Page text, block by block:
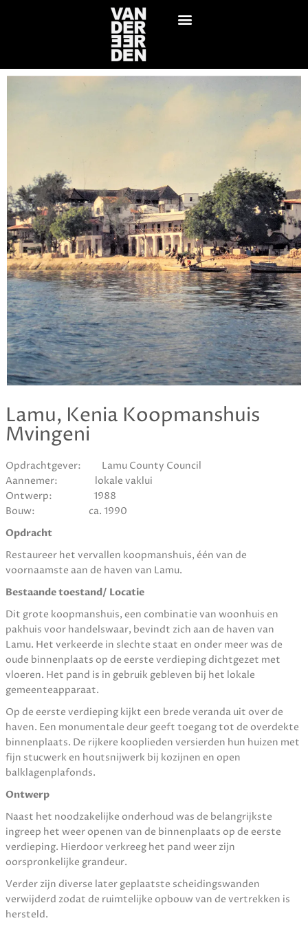
Lamu, Kenia Koopmanshuis
Mvingeni
Opdrachtgever:
Lamu County Council
Aannemer:
lokale vaklui
Ontwerp:
1988
Bouw:
ca. 1990
Opdracht
Restaureer het vervallen koopmanshuis, één van de
voornaamste aan de haven van Lamu.
Bestaande toestand/ Locatie
Dit grote koopmanshuis, een combinatie van woonhuis en
pakhuis voor handelswaar, bevindt zich aan de haven van
Lamu. Het verkeerde in slechte staat en onder meer was de
oude binnenplaats op de eerste verdieping dichtgezet met
vloeren. Het pand is in gebruik gebleven bij het lokale
gemeenteapparaat.
Op de eerste verdieping kijkt een brede veranda uit over de
haven. Een monumentale deur geeft toegang tot de overdekte
binnenplaats. De rijkere kooplieden versierden hun huizen met
fijn stucwerk en houtsnijwerk bij kozijnen en open
balklagenplafonds.
Ontwerp
Naast het noodzakelijke onderhoud was de belangrijkste
ingreep het weer openen van de binnenplaats op de eerste
verdieping. Hierdoor verkreeg het pand weer zijn
oorspronkelijke grandeur.
Verder zijn diverse later geplaatste scheidingswanden
verwijderd zodat de ruimtelijke opbouw van de vertrekken is
hersteld.